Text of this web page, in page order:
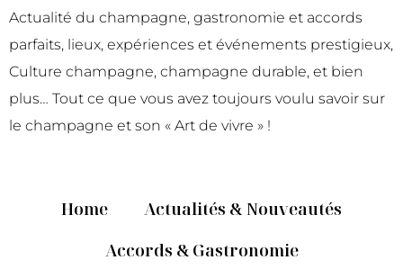
Actualité du champagne, gastronomie et accords
parfaits, lieux, expériences et événements prestigieux,
Culture champagne, champagne durable, et bien
plus… Tout ce que vous avez toujours voulu savoir sur
le champagne et son « Art de vivre » !
Home
Actualités & Nouveautés
Accords & Gastronomie